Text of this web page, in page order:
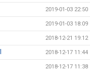
2019-01-03 22:50
2019-01-03 18:09
2018-12-21 19:12
2018-12-17 11:44
2018-12-17 11:38